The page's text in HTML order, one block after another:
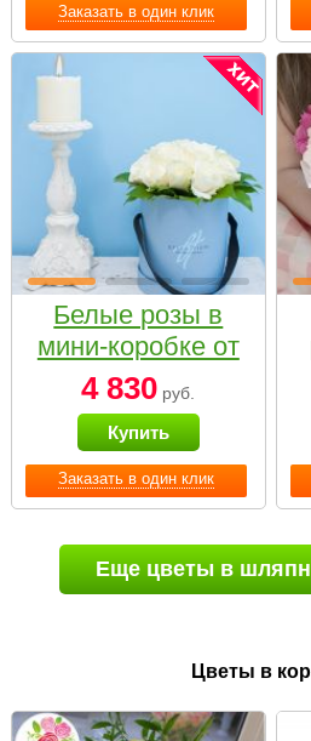
Заказать в один клик
Заказать в один клик
Белые розы в
мини-коробке от
Bella Fiori
4 830 руб.
Купить
Еще цветы в
Цветы в